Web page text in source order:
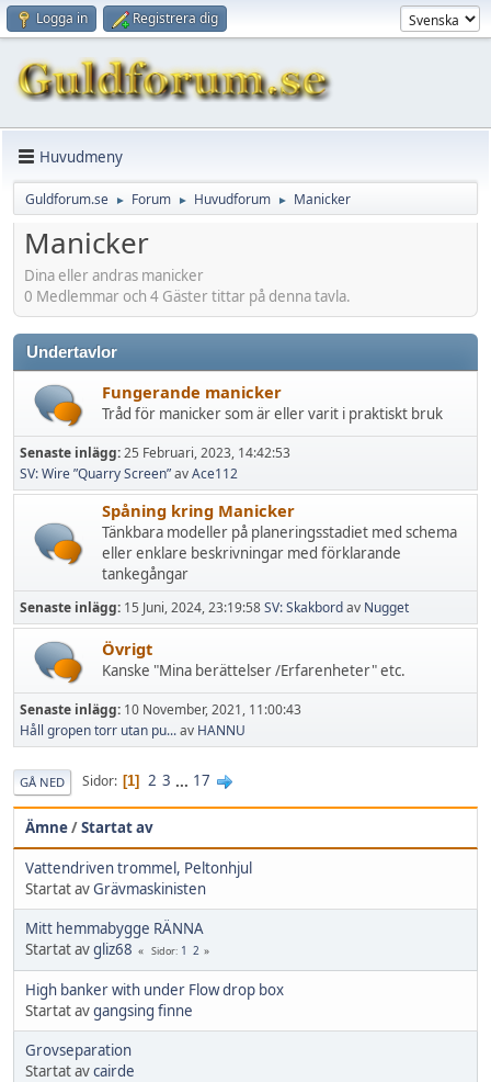
Logga in Registrera dig
Huvudmeny
Guldforum.se ► Forum ► Huvudforum ► Manicker
Manicker
Dina eller andras manicker
0 Medlemmar och 4 Gäster tittar på denna tavla.
Undertavlor
Fungerande manicker
Tråd för manicker som är eller varit i praktiskt bruk
Senaste inlägg:25 Februari, 2023, 14:42:53
SV: Wire ”Quarry Screen”avAce112
Spåning kring Manicker
Tänkbara modeller på planeringsstadiet med schema
eller enklare beskrivningar med förklarande
tankegångar
Senaste inlägg: 15 Juni, 2024, 23:19:58SV: Skakbordav Nugget
Övrigt
Kanske "Mina berättelser /Erfarenheter" etc.
Senaste inlägg: 10 November, 2021, 11:00:43
Håll gropen torr utan pu...av HANNU
GÅ NED Sidor 1 2 3 ... 17
Ämne/Startat av
Vattendriven trommel, Peltonhjul
Startat avGrävmaskinisten
Mitt hemmabygge RÄNNA
Startat avgliz68 Sidor 1 2
High banker with under Flow drop box
Startat avgangsing finne
Grovseparation
Startat avcairde